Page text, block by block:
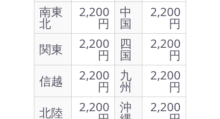
南東
北
2,200
円
中
国
2,200
円
関東
2,200
円
四
国
2,200
円
信越
2,200
円
九
州
2,200
円
北陸
2,200 沖 2,200